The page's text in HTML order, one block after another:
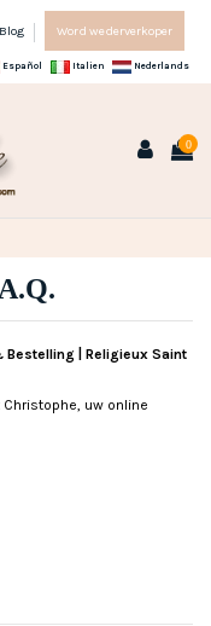
Blog Word wederverkoper
Español Italien Nederlands
0
Bestelling | Religieux Saint
uw online